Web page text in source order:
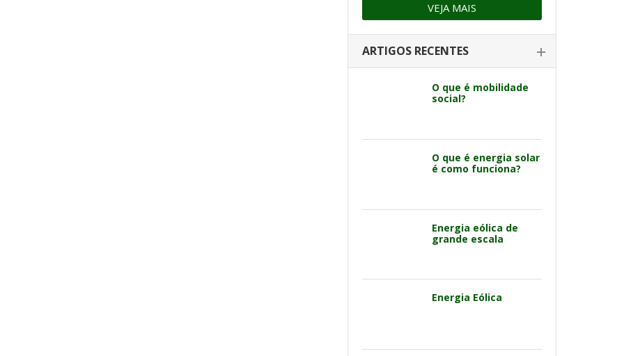
VEJA MAIS
ARTIGOS RECENTES
O que é mobilidade
social?
O que é energia solar
é como funciona?
Energia eólica de
grande escala
Energia Eólica